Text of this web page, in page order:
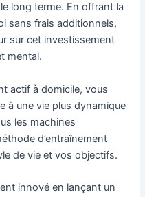
long terme. En offrant la
sans frais additionnels,
sur cet investissement
mental.
actif à domicile, vous
à une vie plus dynamique
les machines
d’entraînement
de vie et vos objectifs.
innové en lançant un